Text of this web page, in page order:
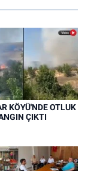
KÖYÜ'NDE OTLUK
ÇIKTI